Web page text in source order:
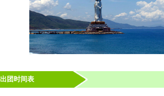
出团时间表